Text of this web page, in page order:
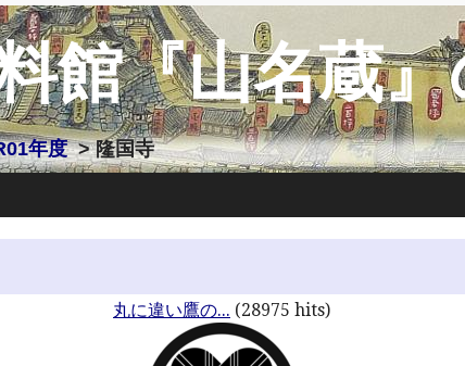
館『山名蔵
年度> 隆国寺
丸に違い鷹の... (28975 hits)